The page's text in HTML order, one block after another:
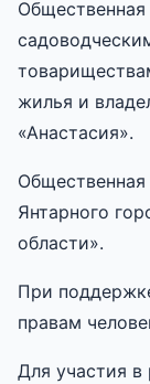
жилья и
«Анастасия».
Янтарного
области».
При
правам
Для участия в